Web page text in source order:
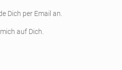
Dich per Email an.
auf Dich.